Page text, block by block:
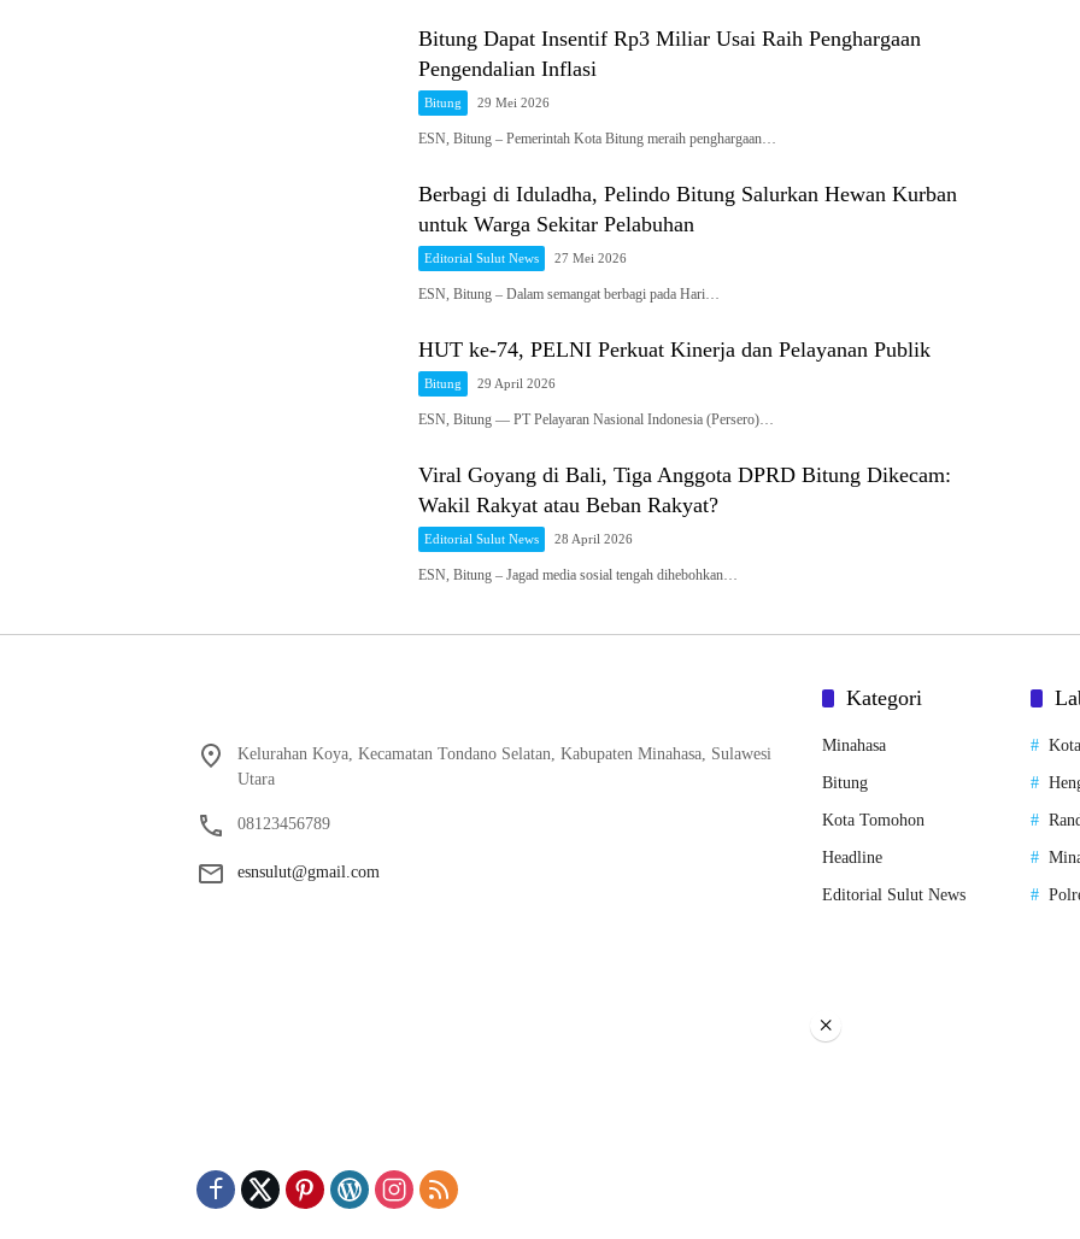
Bitung Dapat Insentif Rp3 Miliar Usai Raih Penghargaan
Pengendalian Inflasi
Bitung 29 Mei 2026
ESN, Bitung – Pemerintah Kota Bitung meraih penghargaan…
Berbagi di Iduladha, Pelindo Bitung Salurkan Hewan Kurban
untuk Warga Sekitar Pelabuhan
Editorial Sulut News 27 Mei 2026
ESN, Bitung – Dalam semangat berbagi pada Hari…
HUT ke-74, PELNI Perkuat Kinerja dan Pelayanan Publik
Bitung 29 April 2026
ESN, Bitung — PT Pelayaran Nasional Indonesia (Persero)…
Viral Goyang di Bali, Tiga Anggota DPRD Bitung Dikecam:
Wakil Rakyat atau Beban Rakyat?
Editorial Sulut News 28 April 2026
ESN, Bitung – Jagad media sosial tengah dihebohkan…
Kelurahan Koya, Kecamatan Tondano Selatan, Kabupaten Minahasa, Sulawesi
Utara
08123456789
esnsulut@gmail.com
Kategori
Minahasa
Bitung
Kota Tomohon
Headline
Editorial Sulut News
×